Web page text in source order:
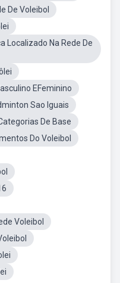
De Voleibol
Localizado Na Rede De
EFeminino
Sao Iguais
De Base
Do Voleibol
Voleibol